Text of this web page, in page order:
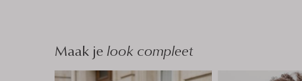
Maak je look compleet